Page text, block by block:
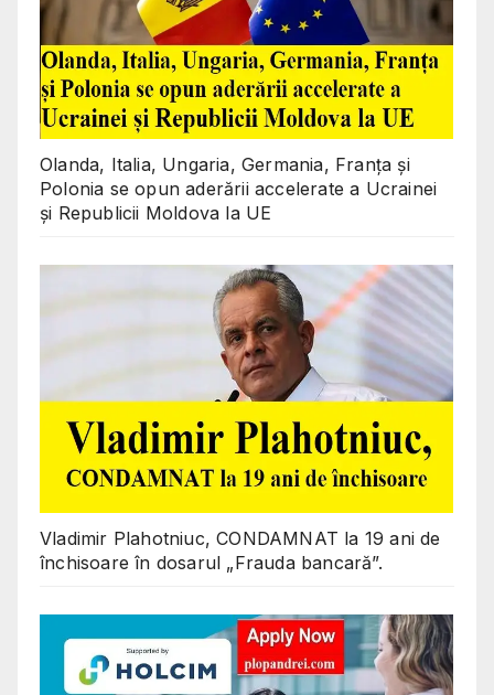
Olanda, Italia, Ungaria, Germania, Franța și
Polonia se opun aderării accelerate a Ucrainei
și Republicii Moldova la UE
Vladimir Plahotniuc, CONDAMNAT la 19 ani de
închisoare în dosarul „Frauda bancară”.